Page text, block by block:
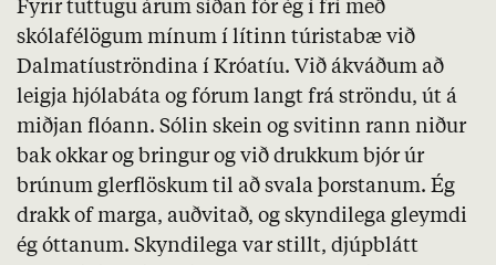
Fyrir tuttugu árum síðan fór ég í frí með
skólafélögum mínum í lítinn túristabæ við
Dalmatíuströndina í Króatíu. Við ákváðum að
leigja hjólabáta og fórum langt frá ströndu, út á
miðjan flóann. Sólin skein og svitinn rann niður
bak okkar og bringur og við drukkum bjór úr
brúnum glerflöskum til að svala þorstanum. Ég
drakk of marga, auðvitað, og skyndilega gleymdi
ég óttanum. Skyndilega var stillt, djúpblátt